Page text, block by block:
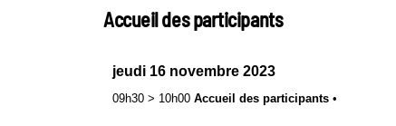
Accueil des participants
jeudi 16 novembre 2023
09h30 > 10h00 Accueil des participants •